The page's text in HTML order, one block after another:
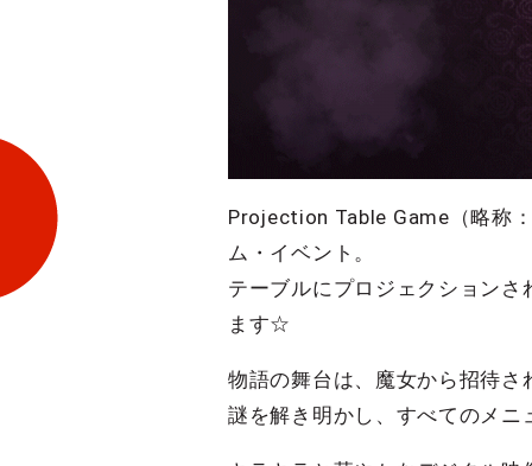
Projection Table Game（略称
ム・イベント。
テーブルにプロジェクション
ます☆
物語の舞台は、魔女から招待さ
謎を解き明かし、すべてのメ